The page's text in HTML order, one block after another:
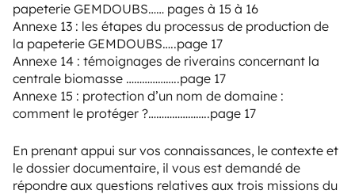
papeterie GEMDOUBS…… pages à 15 à 16
Annexe 13 : les étapes du processus de production de
la papeterie GEMDOUBS…..page 17
Annexe 14 : témoignages de riverains concernant la
centrale biomasse ………………..page 17
Annexe 15 : protection d’un nom de domaine :
comment le protéger ?…………………..page 17
En prenant appui sur vos connaissances, le contexte et
le dossier documentaire, il vous est demandé de
répondre aux questions relatives aux trois missions du